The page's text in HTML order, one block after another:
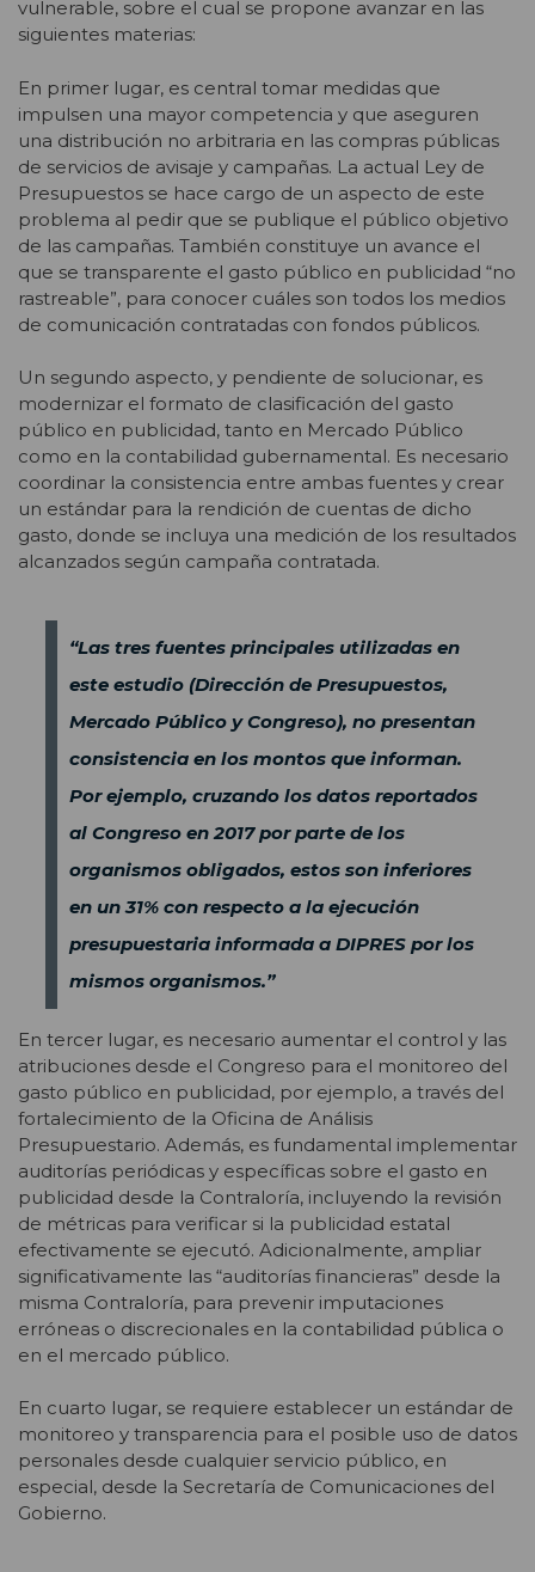
vulnerable, sobre el cual se propone avanzar en las
siguientes materias:
En primer lugar, es central tomar medidas que
impulsen una mayor competencia y que aseguren
una distribución no arbitraria en las compras públicas
de servicios de avisaje y campañas. La actual Ley de
Presupuestos se hace cargo de un aspecto de este
problema al pedir que se publique el público objetivo
de las campañas. También constituye un avance el
que se transparente el gasto público en publicidad “no
rastreable”, para conocer cuáles son todos los medios
de comunicación contratadas con fondos públicos.
Un segundo aspecto, y pendiente de solucionar, es
modernizar el formato de clasificación del gasto
público en publicidad, tanto en Mercado Público
como en la contabilidad gubernamental. Es necesario
coordinar la consistencia entre ambas fuentes y crear
un estándar para la rendición de cuentas de dicho
gasto, donde se incluya una medición de los resultados
alcanzados según campaña contratada.
“Las tres fuentes principales utilizadas en
este estudio (Dirección de Presupuestos,
Mercado Público y Congreso), no presentan
consistencia en los montos que informan.
Por ejemplo, cruzando los datos reportados
al Congreso en 2017 por parte de los
organismos obligados, estos son inferiores
en un 31% con respecto a la ejecución
presupuestaria informada a DIPRES por los
mismos organismos.”
En tercer lugar, es necesario aumentar el control y las
atribuciones desde el Congreso para el monitoreo del
gasto público en publicidad, por ejemplo, a través del
fortalecimiento de la Oficina de Análisis
Presupuestario. Además, es fundamental implementar
auditorías periódicas y específicas sobre el gasto en
publicidad desde la Contraloría, incluyendo la revisión
de métricas para verificar si la publicidad estatal
efectivamente se ejecutó. Adicionalmente, ampliar
significativamente las “auditorías financieras” desde la
misma Contraloría, para prevenir imputaciones
erróneas o discrecionales en la contabilidad pública o
en el mercado público.
En cuarto lugar, se requiere establecer un estándar de
monitoreo y transparencia para el posible uso de datos
personales desde cualquier servicio público, en
especial, desde la Secretaría de Comunicaciones del
Gobierno.